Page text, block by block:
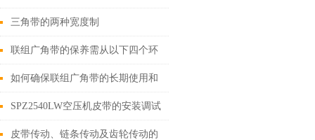
几个方面
三角带的两种宽度制
联组广角带的保养需从以下四个环
节入手
如何确保联组广角带的长期使用和
性能呢？
SPZ2540LW空压机皮带的安装调试
分析
皮带传动、链条传动及齿轮传动的